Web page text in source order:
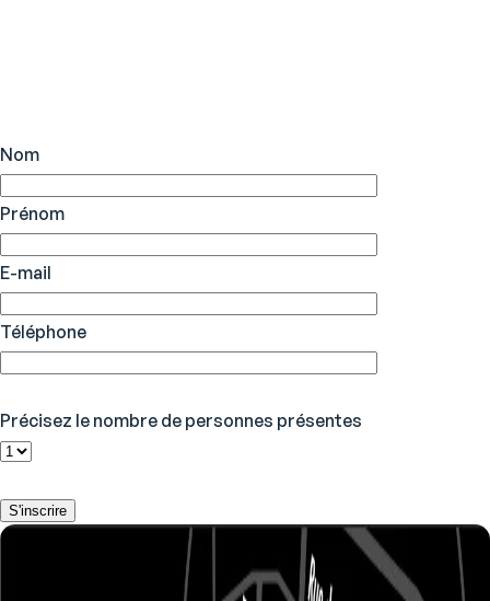
Nom
Prénom
E-mail
Téléphone
Précisez le nombre de personnes présentes